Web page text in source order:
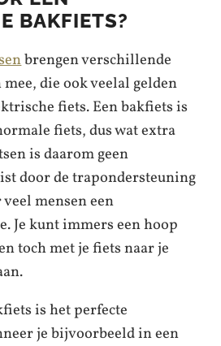
BAKFIETS?
brengen verschillende
die ook veelal gelden
fiets. Een bakfiets is
fiets, dus wat extra
is daarom geen
door de trapondersteuning
mensen een
Je kunt immers een hoop
toch met je fiets naar je
is het perfecte
je bijvoorbeeld in een